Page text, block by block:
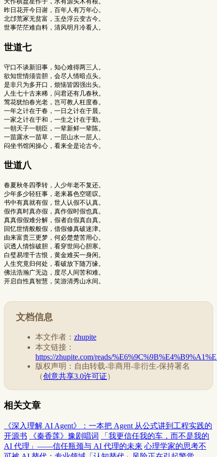
昨日花开今日谢，百年人有万年心。
北邙荒冢无贫富，玉垒浮云变古今。
世道七
守口不谈新旧事，知心难得两三人。
欲知世情须尝胆，会尽人情暗点头。
是非只为多开口，烦恼皆因强出头。
人生七十古来稀，问君还有几春秋。
莺花犹怕春光老，岂可教人枉度春。
一年之计在于春，一日之计在于晨。
一家之计在于和，一生之计在于勤。
一朝天子一朝臣，一辈新鲜一辈陈。
一苗露水一苗草，一层山水一层人。
世道八
春夏秋冬四季转，人少年老不复还。
少年多少轻狂事，老来暮色空嗟叹。
书中有真就有假，世人认假不认真。
假作真时真亦假，真作假时假也真。
真真假假难分解，假者自假真自真。
回忆世情般般假，借假修真破迷津。
由来富贵三更梦，何必楚楚苦用心。
识透人情惊破胆，看穿世间心胆寒。
白璧易埋千古恨，黄金难买一身闲。
人生究竟归何处，看破放下随万缘。
佛法浩瀚广无边，度尽人间苦和难。
文档信息
本文作者： zhupite
本文链接：
https://zhupite.com/reads/
版权声明：自由转载-非商用-非衍生-保持署名
（创意共享3.0许可证）
相关文章
《深入理解 AI Agent》：一本把 Agent 从公式讲到工程实践的
开源书
《秦香莲》豫剧唱词
「我更信任我的车，而不是我的
AI 代理」——信任瓶颈与 AI 代理的未来 心理学家的思考不